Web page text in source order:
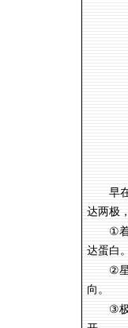
早
达两极
①
达蛋白
②
向。
③